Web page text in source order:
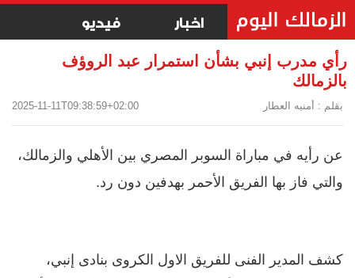
اخبار فيديو
رأي مدرب إنبي بشأن استمرار عبد الروؤف
بالزمالك
بقلم : أمنيه العطار 2025-11-11T09:38:59+02:00
عن رأيه في مباراة السوبر المصري بين الأهلي والزمالك،
والتي فاز بها الفريق الأحمر بهدفين دون رد.
كشف المدير الفنى للفريق الاول الكروى بنادى إنبي،